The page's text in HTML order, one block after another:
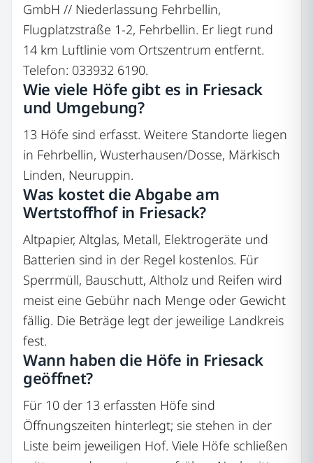
GmbH // Niederlassung Fehrbellin,
Flugplatzstraße 1-2, Fehrbellin. Er liegt rund
14 km Luftlinie vom Ortszentrum entfernt.
Telefon: 033932 6190.
Wie viele Höfe gibt es in Friesack
und Umgebung?
13 Höfe sind erfasst. Weitere Standorte liegen
in Fehrbellin, Wusterhausen/Dosse, Märkisch
Linden, Neuruppin.
Was kostet die Abgabe am
Wertstoffhof in Friesack?
Altpapier, Altglas, Metall, Elektrogeräte und
Batterien sind in der Regel kostenlos. Für
Sperrmüll, Bauschutt, Altholz und Reifen wird
meist eine Gebühr nach Menge oder Gewicht
fällig. Die Beträge legt der jeweilige Landkreis
fest.
Wann haben die Höfe in Friesack
geöffnet?
Für 10 der 13 erfassten Höfe sind
Öffnungszeiten hinterlegt; sie stehen in der
Liste beim jeweiligen Hof. Viele Höfe schließen